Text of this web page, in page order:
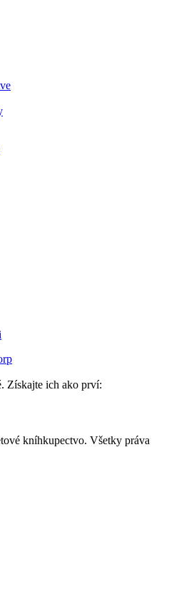
Získajte ich ako prví:
kníhkupectvo. Všetky práva